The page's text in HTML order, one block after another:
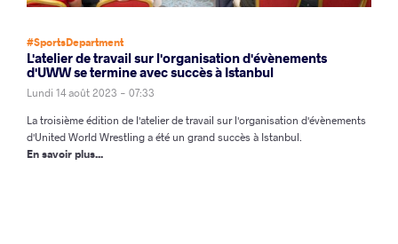
#SportsDepartment
L'atelier de travail sur l'organisation d'évènements
d'UWW se termine avec succès à Istanbul
Lundi 14 août 2023 - 07:33
La troisième édition de l'atelier de travail sur l'organisation d'évènements
d'United World Wrestling a été un grand succès à Istanbul.
En savoir plus...